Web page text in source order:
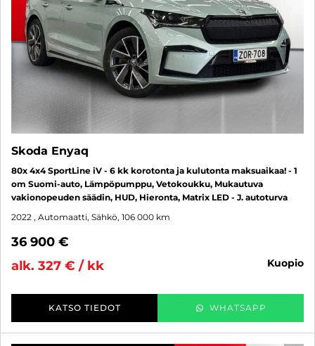
Skoda Enyaq
80x 4x4 SportLine iV - 6 kk korotonta ja kulutonta maksuaikaa! - 1
om Suomi-auto, Lämpöpumppu, Vetokoukku, Mukautuva
vakionopeuden säädin, HUD, Hieronta, Matrix LED - J. autoturva
2022 , Automaatti, Sähkö, 106 000 km
36 900 €
alk. 327 € / kk
kuopio
KATSO TIEDOT WHATSAPP